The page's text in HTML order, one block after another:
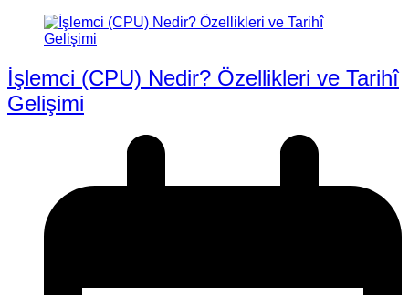
İşlemci (CPU) Nedir? Özellikleri ve Tarihî
Gelişimi